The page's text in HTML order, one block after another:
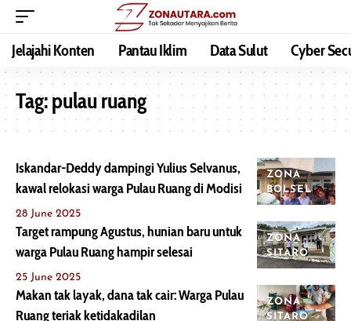
Jelajahi Konten Pantau Iklim Data Sulut Cyber
Tag:pulau ruang
ZONA
BOLSEL
Iskandar-Deddy dampingi Yulius Selvanus,
kawal relokasi warga Pulau Ruang di Modisi
28 June 2025
ZONA
SITARO
Target rampung Agustus, hunian baru untuk
warga Pulau Ruang hampir selesai
25 June 2025
ZONA
SITARO
Makan tak layak, dana tak cair: Warga Pulau
Ruang teriak ketidakadilan